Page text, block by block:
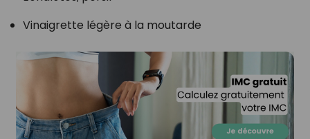
Vinaigrette légère à la moutarde